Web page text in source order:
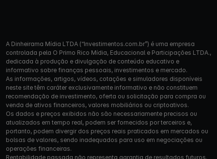
A Dinheirama Mídia LTDA (“Investimentos.com.br”) é uma empresa
controlada pela O Primo Rico Mídia, Educacional e Participações LTDA.,
dedicada à produção e divulgação de conteúdo educativo e
informativo sobre finanças pessoais, investimentos e mercado.
As informações, artigos, vídeos, cotações e simuladores disponíveis
neste site têm caráter exclusivamente informativo e não constituem
recomendação de investimento, oferta ou solicitação para compra ou
venda de ativos financeiros, valores mobiliários ou criptoativos.
Os dados e preços exibidos não são necessariamente precisos ou
atualizados em tempo real, podem ser fornecidos por terceiros e,
portanto, podem divergir dos preços reais praticados em mercados ou
bolsas de valores, sendo inadequados para uso em negociações ou
operações financeiras.
Rentabilidade passada não representa garantia de resultados futuros.